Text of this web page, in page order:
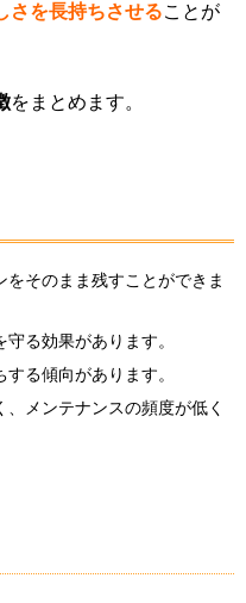
さを長持ちさせることが
をまとめます。
そのまま残すことができま
る効果があります。
る傾向があります。
、メンテナンスの頻度が低く